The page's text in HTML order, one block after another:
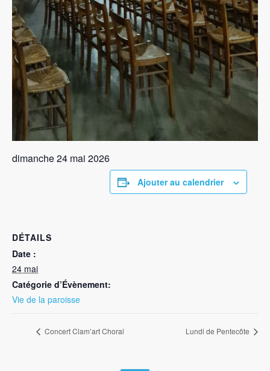
dimanche 24 mai 2026
Ajouter au calendrier
DÉTAILS
Date :
24 mai
Catégorie d’Évènement:
Vie de la paroisse
Concert Clam’art Choral Lundi de Pentecôte